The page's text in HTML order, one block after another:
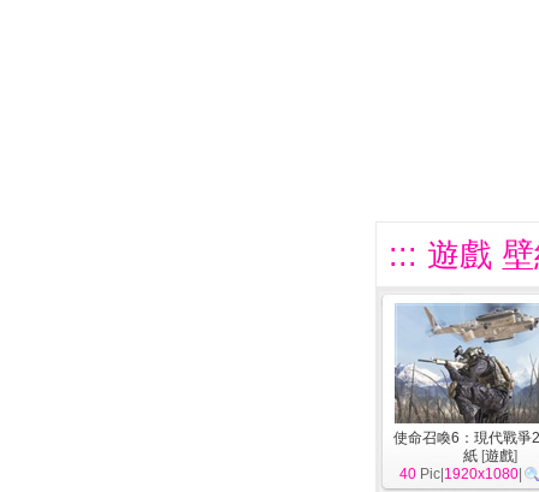
::: 遊戲
使命召喚6：現代戰爭
紙 [遊戲]
40 Pic| 1920x1080